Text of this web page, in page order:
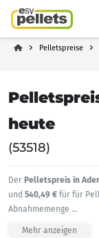
Pelletspreise
heute
(53518)
Der Pelletspreis in
und 540,49 € für für
Abnahmemenge ...
Mehr anzeigen